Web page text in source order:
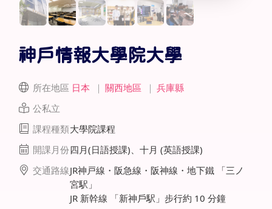
神戶情報大學院大學
所在地區 日本 ｜ 關西地區 ｜ 兵庫縣
公私立
課程種類大學院課程
開課月份四月(日語授課)、十月 (英語授課)
交通路線JR神戸線・阪急線・阪神線・地下鐵 「三ノ
宮駅」
JR 新幹線 「新神戶駅」步行約 10 分鐘